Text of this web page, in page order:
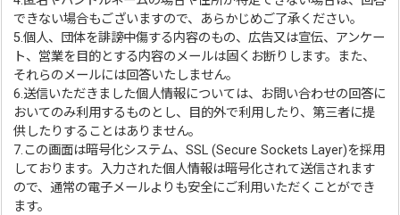
できない場合もございますので、あらかじめご了承ください。
5.個人、団体を誹謗中傷する内容のもの、広告又は宣伝、アンケー
ト、営業を目的とする内容のメールは固くお断りします。また、
それらのメールには回答いたしません。
6.送信いただきました個人情報については、お問い合わせの回答に
おいてのみ利用するものとし、目的外で利用したり、第三者に提
供したりすることはありません。
7.この画面は暗号化システム、SSL (Secure Sockets Layer)を採用
しております。入力された個人情報は暗号化されて送信されます
ので、通常の電子メールよりも安全にご利用いただくことができ
ます。